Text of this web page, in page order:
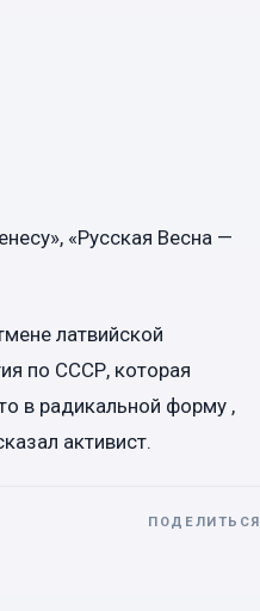
«Русская Весна —
латвийской
по СССР, которая
в радикальной форму ,
активист.
ПОДЕЛИТЬСЯ